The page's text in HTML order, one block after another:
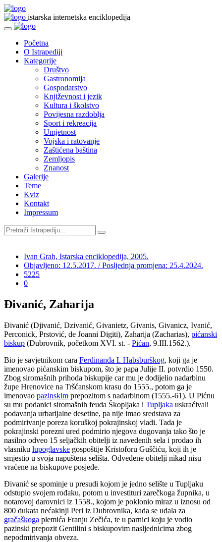
istarska internetska enciklopedija
Početna
O Istrapediji
Kategorije
Društvo
Gastronomija
Gospodarstvo
Književnost i jezik
Kultura i školstvo
Povijesna razdoblja
Sport i rekreacija
Umjetnost
Vojska i ratovanje
Zaštićena baština
Zemljopis
Znanost
Galerije
Teme
Kviz
Kontakt
Impressum
Ivan Grah, Istarska enciklopedija, 2005.
Objavljeno: 12.5.2017. / Posljednja promjena: 25.4.2024.
5225
0
Đivanić, Zaharija
Đivanić (Djivanić, Dzivanić, Givanietz, Givanis, Givanicz, Ivanić,
Perconick, Prstović, de Joanni Digiti), Zaharija (Zacharias), pićanski
biskup (Dubrovnik, početkom XVI. st. - Pićan, 9.III.1562.).
Bio je savjetnikom cara Ferdinanda I. Habsburškog, koji ga je
imenovao pićanskim biskupom, što je papa Julije II. potvrdio 1550.
Zbog siromašnih prihoda biskupije car mu je dodijelio nadarbinu
župe Hrenovice na Tršćanskom krasu do 1555., potom ga je
imenovao pazinskim prepozitom s nadarbinom (1555.-61). U Pićnu
su mu podanici siromašnih feuda Škopljaka i Tupljaka uskraćivali
podavanja urbarijalne desetine, pa nije imao sredstava za
podmirivanje poreza koruškoj pokrajinskoj vladi. Tada je
pokrajinski porezni ured podmirio njegova dugovanja tako što je
nasilno odveo 15 seljačkih obitelji iz navedenih sela i prodao ih
vlasniku lupoglavske gospoštije Kristoforu Guščiću, koji ih je
smjestio u svoja napuštena selišta. Odvedene obitelji nikad nisu
vraćene na biskupove posjede.
Đivanić se spominje u presudi kojom je jedno selište u Tupljaku
odstupio svojem rođaku, potom u investituri zarečkoga župnika, u
notarovoj darovnici iz 1558., kojom je poklonio miraz u iznosu od
800 dukata nećakinji Peri iz Dubrovnika, kada se udala za
gračaškoga plemića Franju Zečića, te u parnici koju je vodio
pazinski prepozit Gentilini s biskupovim nasljednicima zbog
nepodmirivanja obveza.